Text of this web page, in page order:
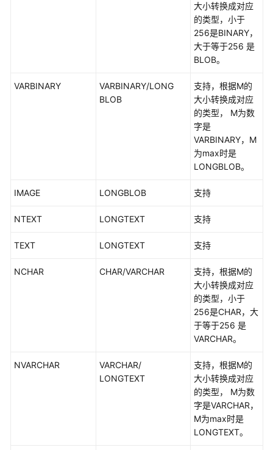
>GaussDB
TaurusDB-
大小转换成对应
的类型，小于
256是BINARY，
大于等于256 是
BLOB。
VARBINARY
VARBINARY/LONG
BLOB
支持，根据M的
大小转换成对应
的类型， M为数
字是
VARBINARY，M
为max时是
LONGBLOB。
IMAGE LONGBLOB 支持
NTEXT LONGTEXT 支持
TEXT LONGTEXT 支持
NCHAR CHAR/VARCHAR
支持，根据M的
大小转换成对应
的类型，小于
256是CHAR，大
于等于256 是
VARCHAR。
NVARCHAR
VARCHAR/
LONGTEXT
支持，根据M的
大小转换成对应
的类型， M为数
字是VARCHAR，
M为max时是
LONGTEXT。